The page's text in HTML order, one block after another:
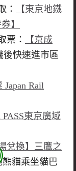
：
【東京地鐵
】
票：
【京成
後快速進市區
Japan Rail
PASS東京廣域
兌換】三鷹之
貓乘坐貓巴